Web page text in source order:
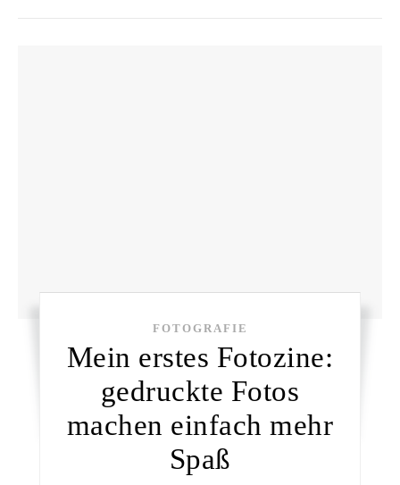
FOTOGRAFIE
Mein erstes Fotozine:
gedruckte Fotos
machen einfach mehr
Spaß